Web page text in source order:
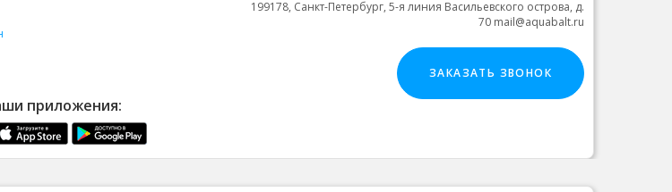
приложения:
199178, Санкт-Петербург, 5-я линия Васильевского острова, д.
70 mail@aquabalt.ru
ЗАКАЗАТЬ ЗВОНОК